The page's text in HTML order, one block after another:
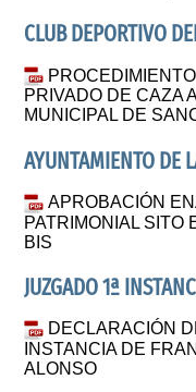
CLUB DEPORTIVO
PRIVADO DE CAZA
MUNICIPAL DE
AYUNTAMIENTO DE
APROBACIÓN
PATRIMONIAL SITO
BIS
JUZGADO 1ª
DECLARACIÓN
INSTANCIA DE
ALONSO